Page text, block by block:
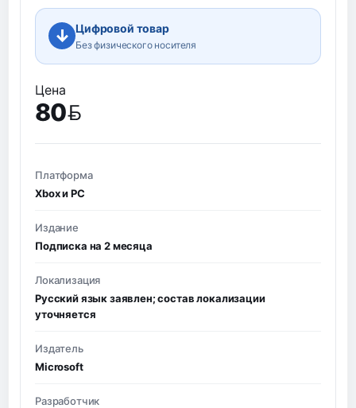
↓ Цифровой товар
Без физического носителя
Цена
80
BYN
Платформа
Xbox и PC
Издание
Подписка на 2 месяца
Локализация
Русский язык заявлен; состав локализации
уточняется
Издатель
Microsoft
Разработчик